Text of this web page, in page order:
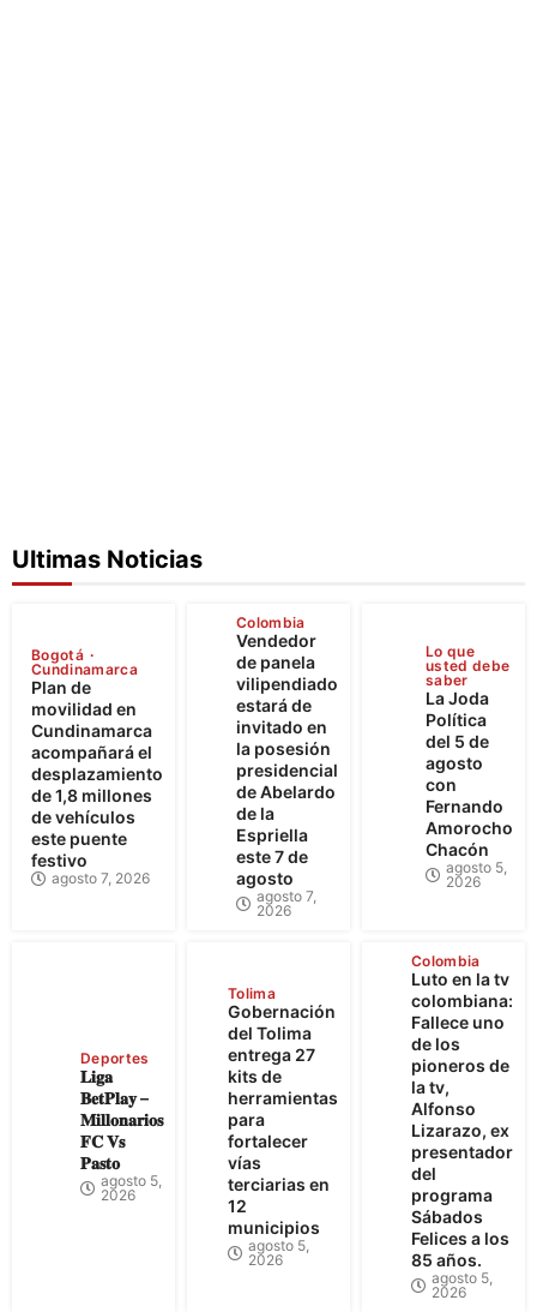
Ultimas Noticias
Bogotá
Cundinamarca
Plan de
movilidad en
Cundinamarca
acompañará el
desplazamiento
de 1,8 millones
de vehículos
este puente
festivo
agosto 7, 2026
Colombia
Vendedor
de panela
vilipendiado
estará de
invitado en
la posesión
presidencial
de Abelardo
de la
Espriella
este 7 de
agosto
agosto 7,
2026
Lo que
usted debe
saber
La Joda
Política
del 5 de
agosto
con
Fernando
Amorocho
Chacón
agosto 5,
2026
Deportes
𝐋𝐢𝐠𝐚
𝐁𝐞𝐭𝐏𝐥𝐚𝐲 –
𝐌𝐢𝐥𝐥𝐨𝐧𝐚𝐫𝐢𝐨𝐬
𝐅𝐂 𝐕𝐬
𝐏𝐚𝐬𝐭𝐨
agosto 5,
2026
Tolima
Gobernación
del Tolima
entrega 27
kits de
herramientas
para
fortalecer
vías
terciarias en
12
municipios
agosto 5,
2026
Colombia
Luto en la tv
colombiana:
Fallece uno
de los
pioneros de
la tv,
Alfonso
Lizarazo, ex
presentador
del
programa
Sábados
Felices a los
85 años.
agosto 5,
2026